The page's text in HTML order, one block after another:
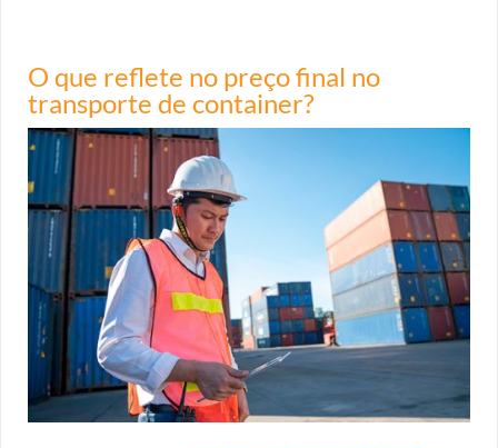
O que reflete no preço final no
transporte de container?